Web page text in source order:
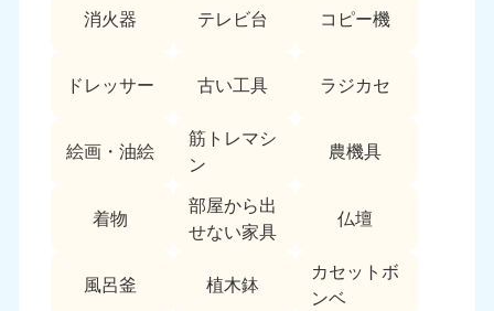
消火器 テレビ台 コピー機
ドレッサー 古い工具 ラジカセ
絵画・油絵
筋トレマシ
ン
農機具
着物
部屋から出
せない家具
仏壇
風呂釜 植木鉢
カセットボ
ンベ
9:00〜19:00 年中無休
050-1880-9899
9:00〜19:00 年中無休
050-1880-9898
9:00〜19:00 年中無休
愛媛県
050-1880-9896
高知県
050-1880-9897
九州・沖縄